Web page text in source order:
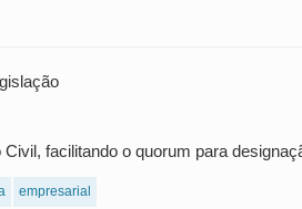
facilitando o quorum para
empresarial